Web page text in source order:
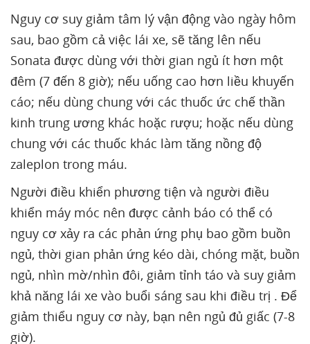
Nguy cơ suy giảm tâm lý vận động vào ngày hôm
sau, bao gồm cả việc lái xe, sẽ tăng lên nếu
Sonata được dùng với thời gian ngủ ít hơn một
đêm (7 đến 8 giờ); nếu uống cao hơn liều khuyến
cáo; nếu dùng chung với các thuốc ức chế thần
kinh trung ương khác hoặc rượu; hoặc nếu dùng
chung với các thuốc khác làm tăng nồng độ
zaleplon trong máu.
Người điều khiển phương tiện và người điều
khiển máy móc nên được cảnh báo có thể có
nguy cơ xảy ra các phản ứng phụ bao gồm buồn
ngủ, thời gian phản ứng kéo dài, chóng mặt, buồn
ngủ, nhìn mờ/nhìn đôi, giảm tỉnh táo và suy giảm
khả năng lái xe vào buổi sáng sau khi điều trị . Để
giảm thiểu nguy cơ này, bạn nên ngủ đủ giấc (7-8
giờ).